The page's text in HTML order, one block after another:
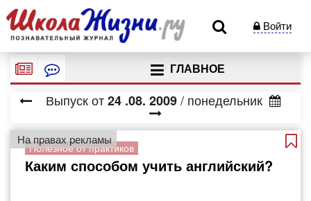
Войти
ГЛАВНОЕ
Выпуск от24 .08. 2009/ понедельник
На правах рекламы
Полезное от практиков
Каким способом учить английский?